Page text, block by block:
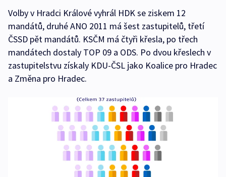
Volby v Hradci Králové vyhrál HDK se ziskem 12
mandátů, druhé ANO 2011 má šest zastupitelů, třetí
ČSSD pět mandátů. KSČM má čtyři křesla, po třech
mandátech dostaly TOP 09 a ODS. Po dvou křeslech v
zastupitelstvu získaly KDU-ČSL jako Koalice pro Hradec
a Změna pro Hradec.